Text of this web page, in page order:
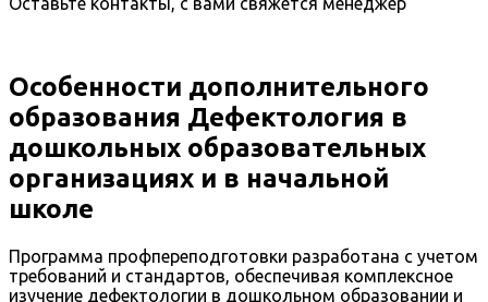
Особенности дополнительного
образования Дефектология в
дошкольных образовательных
организациях и в начальной
школе
Программа профпереподготовки разработана с учетом
требований и стандартов, обеспечивая комплексное
изучение дефектологии в дошкольном образовании и